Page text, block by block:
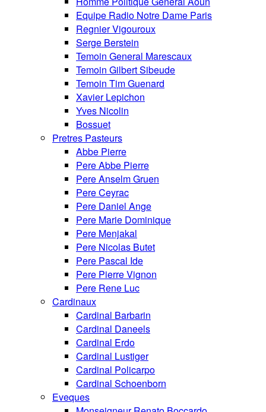
Equipe Radio Notre Dame Paris
Regnier Vigouroux
Serge Berstein
Temoin General Marescaux
Temoin Gilbert Sibeude
Temoin Tim Guenard
Xavier Lepichon
Yves Nicolin
Bossuet
Pretres Pasteurs
Abbe Pierre
Pere Abbe Pierre
Pere Anselm Gruen
Pere Ceyrac
Pere Daniel Ange
Pere Marie Dominique
Pere Menjakal
Pere Nicolas Butet
Pere Pascal Ide
Pere Pierre Vignon
Pere Rene Luc
Cardinaux
Cardinal Barbarin
Cardinal Daneels
Cardinal Erdo
Cardinal Lustiger
Cardinal Policarpo
Cardinal Schoenborn
Eveques